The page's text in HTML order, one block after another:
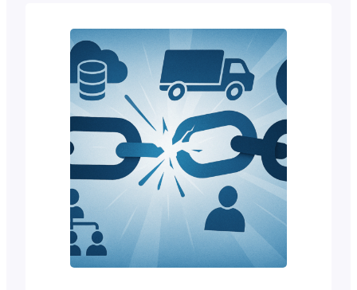
krijgen niet alleen een toezichthoudende
rol, maar worden ook persoonlijk
verantwoordelijk voor kennis en
besluitvorming rond cyberbeveiliging.
Waar eerdere wetgeving zoals…